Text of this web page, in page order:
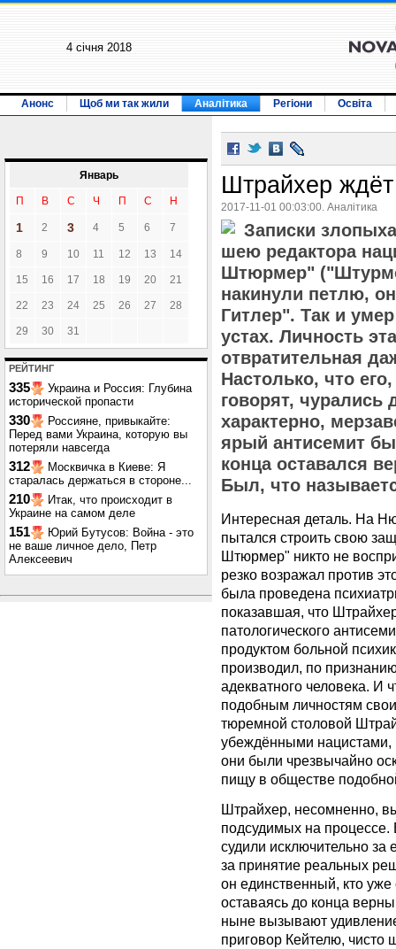
4 січня 2018
Анонс Щоб ми так жили Аналітика Регіони Освіта
Январь
П В С Ч П С Н
1 2 3 4 5 6 7
8 9 10 11 12 13 14
15 16 17 18 19 20 21
22 23 24 25 26 27 28
29 30 31
РЕЙТИНГ
335
Украина и Россия: Глубина
исторической пропасти
330
Россияне, привыкайте:
Перед вами Украина, которую вы
потеряли навсегда
312
Москвичка в Киеве: Я
старалась держаться в стороне...
210
Итак, что происходит в
Украине на самом деле
151
Юрий Бутусов: Война - это
не ваше личное дело, Петр
Алексеевич
Штрайхер ждёт
2017-11-01 00:03:00. Аналітика
Записки
шею редактора
Штюрмер"
накинули петлю,
Гитлер". Так и
устах. Личность
отвратительная
Настолько, что
говорят, чурались
характерно,
ярый антисемит
конца оставался
Был, что
Интересная деталь. На
пытался строить свою
Штюрмер" никто не
резко возражал против
была проведена
показавшая, что
патологического
продуктом больной
производил, по
адекватного человека. И
подобным личностям
тюремной столовой
убеждёнными нацистами,
они были чрезвычайно
пищу в обществе
Штрайхер, несомненно,
подсудимых на
судили исключительно за
за принятие реальных
он единственный, кто
оставаясь до конца
ныне вызывают
приговор Кейтелю, чисто